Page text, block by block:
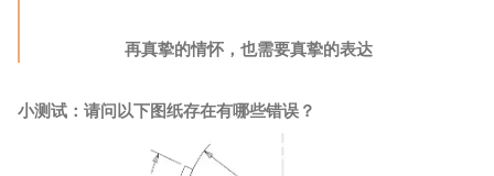
再真挚的情怀，也需要真挚的表达
小测试：请问以下图纸存在有哪些错误？